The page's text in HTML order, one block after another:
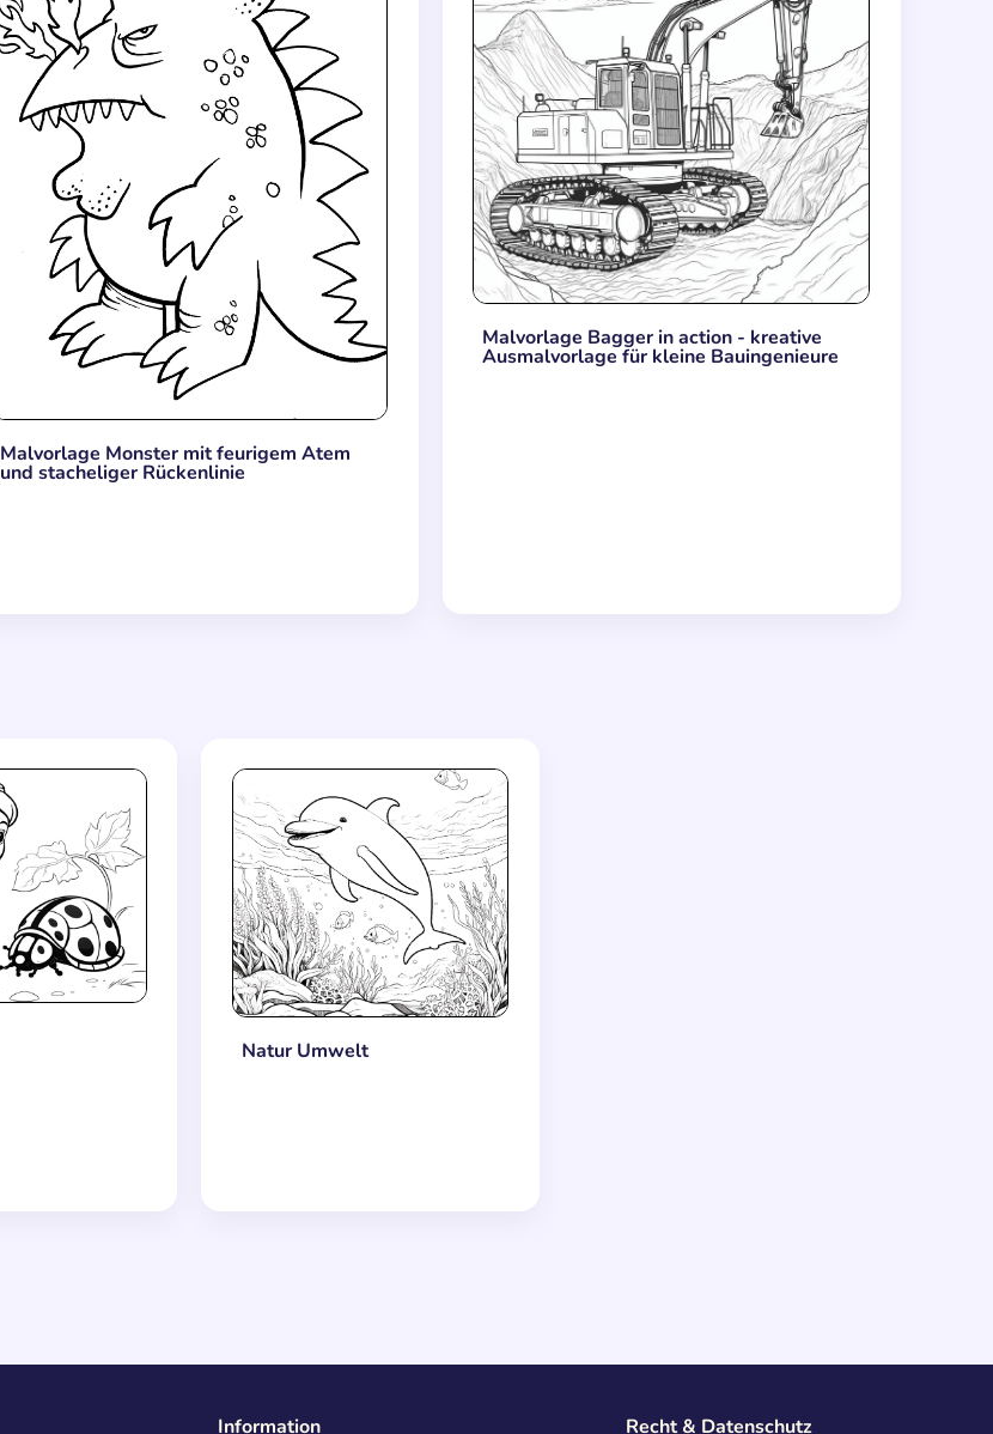
Malvorlage Monster mit feurigem Atem
und stacheliger Rückenlinie
Malvorlage Bagger in action - kreative
Ausmalvorlage für kleine Bauingenieure
Natur Umwelt
Information Recht & Datenschutz